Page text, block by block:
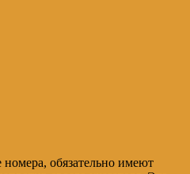
обязательно имеют